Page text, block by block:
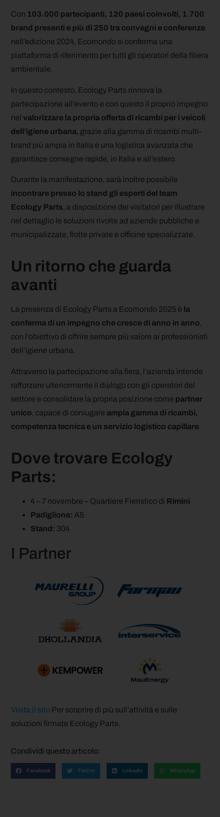
Con 103.000 partecipanti, 120 paesi coinvolti, 1.700
brand presenti e più di 250 tra convegni e conferenze
nell’edizione 2024, Ecomondo si conferma una
piattaforma di riferimento per tutti gli operatori della filiera
ambientale.
In questo contesto, Ecology Parts rinnova la
partecipazione all’evento e con questo il proprio impegno
nelvalorizzare la propria offerta di ricambi per i veicoli
dell’igiene urbana, grazie alla gamma di ricambi multi-
brand più ampia in Italia e una logistica avanzata che
garantisce consegne rapide, in Italia e all’estero.
Durante la manifestazione, sarà inoltre possibile
incontrare presso lo stand gli esperti del team
Ecology Parts, a disposizione dei visitatori per illustrare
nel dettaglio le soluzioni rivolte ad aziende pubbliche e
municipalizzate, flotte private e officine specializzate.
Un ritorno che guarda
avanti
La presenza di Ecology Parts a Ecomondo 2025 è la
conferma di un impegno che cresce di anno in anno,
con l’obiettivo di offrire sempre più valore ai professionisti
dell’igiene urbana.
Attraverso la partecipazione alla fiera, l’azienda intende
rafforzare ulteriormente il dialogo con gli operatori del
settore e consolidare la propria posizione come partner
unico, capace di coniugare ampia gamma di ricambi,
competenza tecnica e un servizio logistico capillare.
Dove trovare Ecology
Parts:
4 – 7 novembre – Quartiere Fieristico di Rimini
Padiglione: A5
Stand: 304
I Partner
Visita il sito Per scoprire di più sull’attività e sulle
soluzioni firmate Ecology Parts.
Condividi questo articolo:
Facebook Twitter LinkedIn WhatsApp